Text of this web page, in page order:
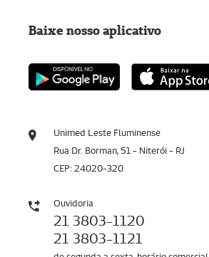
Unimed Leste Fluminense
Rua Dr. Borman, 51 - Niterói - RJ
CEP: 24020-320
Ouvidoria
21 3803-1120
21 3803-1121
Baixe nosso aplicativo